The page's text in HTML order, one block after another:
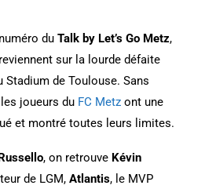
du Talk by Let’s Go Metz,
sur la lourde défaite
Stadium de Toulouse. Sans
joueurs du FC Metzont une
et montré toutes leurs limites.
, on retrouve Kévin
de LGM, Atlantis, le MVP